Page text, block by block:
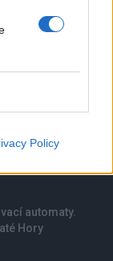
Policy
legendu
nabízí výborné
automaty.
Hory